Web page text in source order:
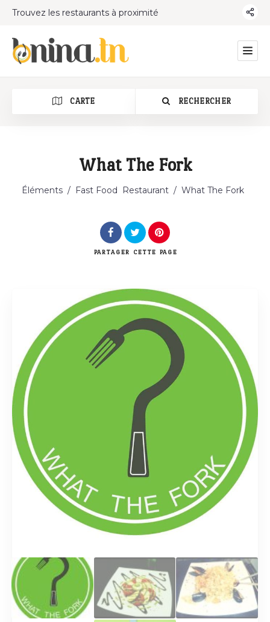
Trouvez les restaurants à proximité
CARTE RECHERCHER
Catégorie
Rechercher
What The Fork
Éléments / Fast Food Restaurant / What The Fork
PARTAGER CETTE PAGE